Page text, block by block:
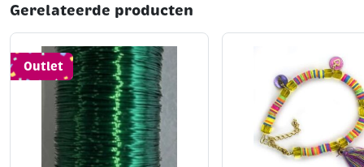
Gerelateerde producten
Outlet